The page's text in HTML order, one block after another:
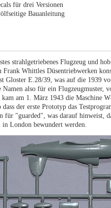
für drei Versionen
Bauanleitung
strahlgetriebenes Flugzeug und
Frank Whittles Düsentriebwerken
Gloster E.28/39, was auf die 1939
also für ein Flugzeugmuster,
am 1. März 1943 die Maschine
der erste Prototyp das
für "guarded", was darauf hinweist,
London bewundert werden.